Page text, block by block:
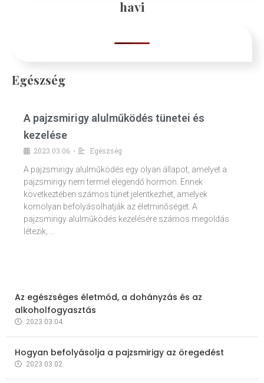
havi
Egészség
A pajzsmirigy alulműködés tünetei és
kezelése
2023.03.06. •
Egészség
A pajzsmirigy alulműködés egy olyan állapot, amelyet a
pajzsmirigy nem termel elegendő hormon. Ennek
következtében számos tünet jelentkezhet, amelyek
komolyan befolyásolhatják az életminőséget. A
pajzsmirigy alulműködés kezelésére számos megoldás
létezik, …
Az egészséges életmód, a dohányzás és az
alkoholfogyasztás
2023.03.04.
Hogyan befolyásolja a pajzsmirigy az öregedést
2023.03.02.